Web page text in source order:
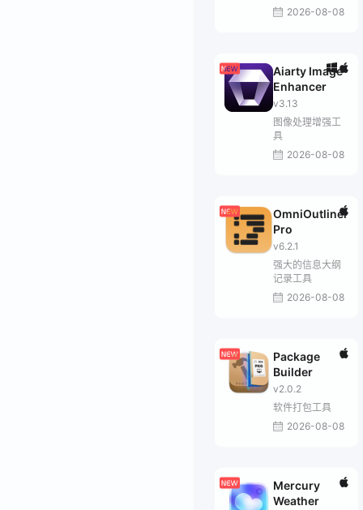
2026-08-08
Aiarty Image
Enhancer
v3.13
图像处理增强工
具
2026-08-08
OmniOutliner
Pro
v6.2.1
强大的信息大纲
记录工具
2026-08-08
Package
Builder
v2.0.2
软件打包工具
2026-08-08
Mercury
Weather